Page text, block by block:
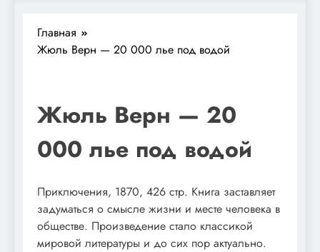
Главная
Жюль Верн — 20 000 лье под водой
Жюль Верн — 20
000 лье под водой
Приключения, 1870, 426 стр. Книга заставляет
задуматься о смысле жизни и месте человека в
обществе. Произведение стало классикой
мировой литературы и до сих пор актуально.